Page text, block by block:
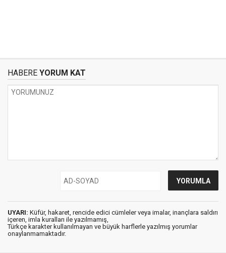
HABERE YORUM KAT
UYARI: Küfür, hakaret, rencide edici cümleler veya imalar, inançlara saldırı
içeren, imla kuralları ile yazılmamış,
Türkçe karakter kullanılmayan ve büyük harflerle yazılmış yorumlar
onaylanmamaktadır.